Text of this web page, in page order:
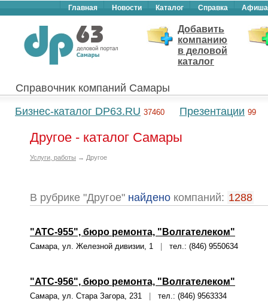
Главная Новости Каталог Справка Афиша
Добавить
компанию
в деловой
каталог
Справочник компаний Самары
Бизнес-каталог DP63.RU 37460 Презентации 99
Другое - каталог Самары
Услуги, работы → Другое
В рубрике "Другое" найдено компаний: 1288
"АТС-955", бюро ремонта, "Волгателеком"
Самара, ул. Железной дивизии, 1 тел.: (846) 9550634
"АТС-956", бюро ремонта, "Волгателеком"
Самара, ул. Стара Загора, 231 тел.: (846) 9563334